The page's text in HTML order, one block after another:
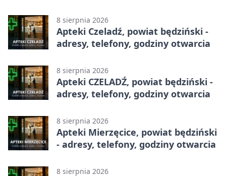
8 sierpnia 2026
Apteki Czeladź, powiat będziński -
adresy, telefony, godziny otwarcia
8 sierpnia 2026
Apteki CZELADŹ, powiat będziński -
adresy, telefony, godziny otwarcia
8 sierpnia 2026
Apteki Mierzęcice, powiat będziński
- adresy, telefony, godziny otwarcia
8 sierpnia 2026